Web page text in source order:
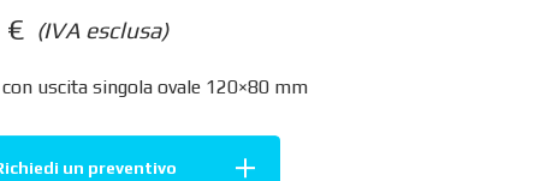
(IVA esclusa)
€
uscita singola ovale 120×80 mm
un preventivo